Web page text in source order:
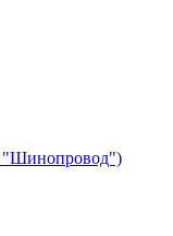
"Шинопровод")